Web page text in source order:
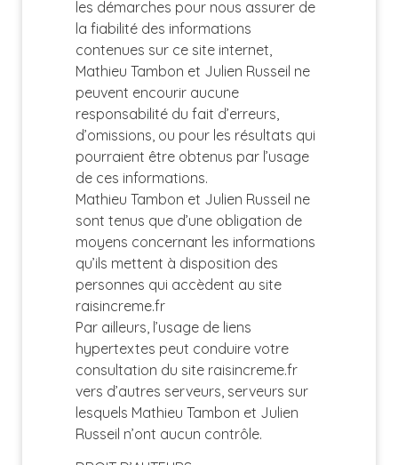
les démarches pour nous assurer de
la fiabilité des informations
contenues sur ce site internet,
Mathieu Tambon et Julien Russeil ne
peuvent encourir aucune
responsabilité du fait d’erreurs,
d’omissions, ou pour les résultats qui
pourraient être obtenus par l’usage
de ces informations.
Mathieu Tambon et Julien Russeil ne
sont tenus que d’une obligation de
moyens concernant les informations
qu’ils mettent à disposition des
personnes qui accèdent au site
raisincreme.fr
Par ailleurs, l’usage de liens
hypertextes peut conduire votre
consultation du site raisincreme.fr
vers d’autres serveurs, serveurs sur
lesquels Mathieu Tambon et Julien
Russeil n’ont aucun contrôle.